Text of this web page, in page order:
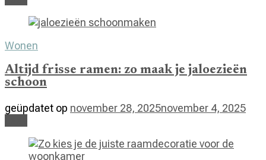
Wonen
Altijd frisse ramen: zo maak je jaloezieën
schoon
geüpdatet op november 28, 2025november 4, 2025